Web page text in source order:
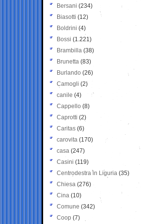
Bersani (234)
Biasotti (12)
Boldrini (4)
Bossi (1.221)
Brambilla (38)
Brunetta (83)
Burlando (26)
Camogli (2)
canile (4)
Cappello (8)
Caprotti (2)
Caritas (6)
carovita (170)
casa (247)
Casini (119)
Centrodestra in Liguria (35)
Chiesa (276)
Cina (10)
Comune (342)
Coop (7)